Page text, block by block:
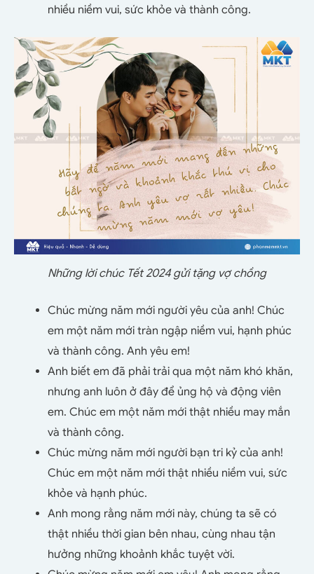
nhiều niềm vui, sức khỏe và thành công.
Những lời chúc Tết 2024 gửi tặng vợ chồng
Chúc mừng năm mới người yêu của anh! Chúc
em một năm mới tràn ngập niềm vui, hạnh phúc
và thành công. Anh yêu em!
Anh biết em đã phải trải qua một năm khó khăn,
nhưng anh luôn ở đây để ủng hộ và động viên
em. Chúc em một năm mới thật nhiều may mắn
và thành công.
Chúc mừng năm mới người bạn tri kỷ của anh!
Chúc em một năm mới thật nhiều niềm vui, sức
khỏe và hạnh phúc.
Anh mong rằng năm mới này, chúng ta sẽ có
thật nhiều thời gian bên nhau, cùng nhau tận
hưởng những khoảnh khắc tuyệt vời.